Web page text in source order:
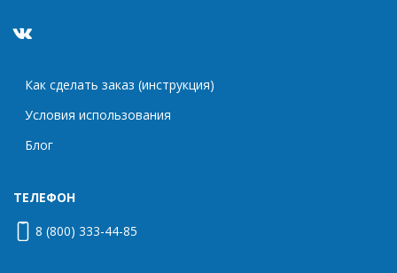
Как сделать заказ (инструкция)
Условия использования
Блог
ТЕЛЕФОН
8 (800) 333-44-85